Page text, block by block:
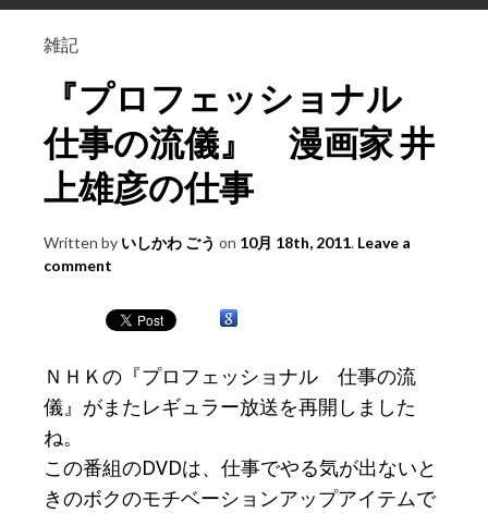
雑記
『プロフェッショナル
仕事の流儀』 漫画家 井
上雄彦の仕事
Written by いしかわ ごう on 10月 18th, 2011. Leave a
comment
ＮＨＫの『プロフェッショナル 仕事の流
儀』がまたレギュラー放送を再開しました
ね。
この番組のDVDは、仕事でやる気が出ないと
きのボクのモチベーションアップアイテムで